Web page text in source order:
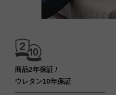
商品2年保証 /
ウレタン10年保証